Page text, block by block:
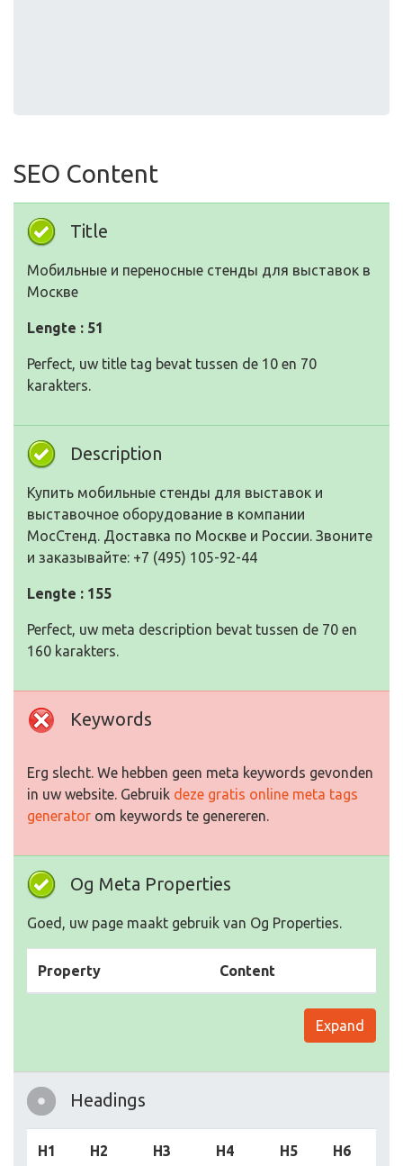
SEO Content
Title
Мобильные и переносные стенды для выставок в
Москве
Lengte : 51
Perfect, uw title tag bevat tussen de 10 en 70
karakters.
Description
Купить мобильные стенды для выставок и
выставочное оборудование в компании
МосСтенд. Доставка по Москве и России. Звоните
и заказывайте: +7 (495) 105-92-44
Lengte : 155
Perfect, uw meta description bevat tussen de 70 en
160 karakters.
Keywords
Erg slecht. We hebben geen meta keywords gevonden
in uw website. Gebruik deze gratis online meta tags
generator om keywords te genereren.
Og Meta Properties
Goed, uw page maakt gebruik van Og Properties.
Property Content
Expand
Headings
H1 H2 H3 H4 H5 H6